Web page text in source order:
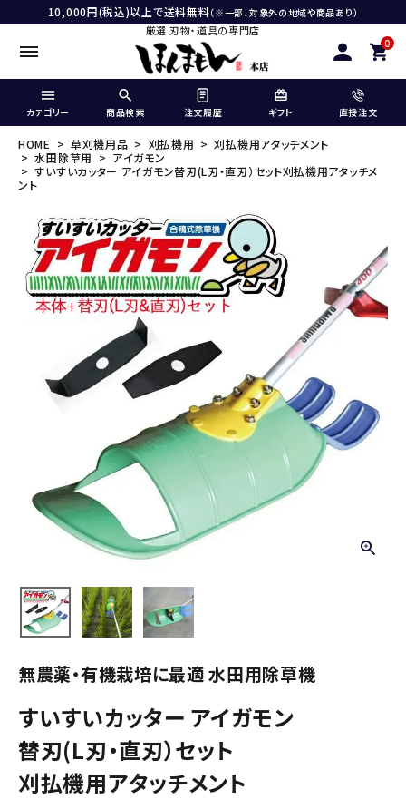
10,000円(税込)以上で送料無料（※一部、対象外の地域や商品あり）
厳選 刃物・道具の専門店
0
カテゴリー 商品検索 注文履歴 ギフト 直接注文
HOME 草刈機用品 刈払機用
刈払機用アタッチメント
水田除草用
アイガモン
すいすいカッター アイガモン替刃(L刃・直刃）セット刈払機用アタッチメ
ント
無農薬・有機栽培に最適 水田用除草機
すいすいカッター アイガモン
替刃(L刃・直刃）セット
刈払機用アタッチメント